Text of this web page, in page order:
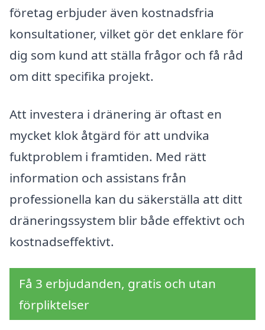
företag erbjuder även kostnadsfria
konsultationer, vilket gör det enklare för
dig som kund att ställa frågor och få råd
om ditt specifika projekt.
Att investera i dränering är oftast en
mycket klok åtgärd för att undvika
fuktproblem i framtiden. Med rätt
information och assistans från
professionella kan du säkerställa att ditt
dräneringssystem blir både effektivt och
kostnadseffektivt.
Få 3 erbjudanden, gratis och utan
förpliktelser